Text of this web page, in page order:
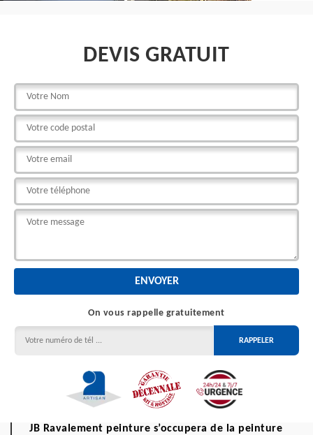
DEVIS GRATUIT
On vous rappelle gratuitement
JB Ravalement peinture s’occupera de la peinture